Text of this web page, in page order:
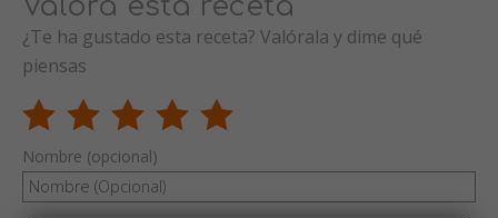
¿Te ha gustado esta receta? Valórala y dime qué
piensas
Nombre (opcional)